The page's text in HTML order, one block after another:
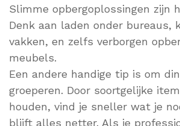
Slimme opbergoplossingen zijn
Denk aan laden onder bureaus,
vakken, en zelfs verborgen
meubels.
Een andere handige tip is om
groeperen. Door soortgelijke
houden, vind je sneller wat je
blijft alles netter. Als je